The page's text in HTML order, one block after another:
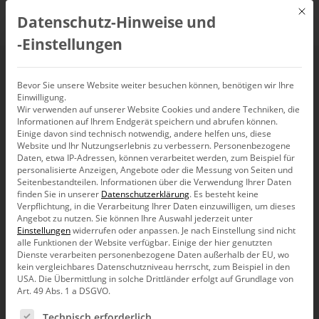
Binomialverteilung
Forschung
Mit
Datenschutz-Hinweise und
‑Einstellungen
Bevor Sie unsere Website weiter besuchen können, benötigen wir Ihre
Einwilligung.
Wir verwenden auf unserer Website Cookies und andere Techniken, die
Informationen auf Ihrem Endgerät speichern und abrufen können.
Einige davon sind technisch notwendig, andere helfen uns, diese
Website und Ihr Nutzungserlebnis zu verbessern. Personenbezogene
Daten, etwa IP-Adressen, können verarbeitet werden, zum Beispiel für
personalisierte Anzeigen, Angebote oder die Messung von Seiten und
Seitenbestandteilen. Informationen über die Verwendung Ihrer Daten
finden Sie in unserer Datenschutzerklärung. Es besteht keine
Verpflichtung, in die Verarbeitung Ihrer Daten einzuwilligen, um dieses
Angebot zu nutzen.Sie können Ihre Auswahl jederzeit unter
Einstellungenwiderrufen oder anpassen. Je nach Einstellung sind nicht
alle Funktionen der Website verfügbar. Einige der hier genutzten
Dienste verarbeiten personenbezogene Daten außerhalb der EU, wo
kein vergleichbares Datenschutzniveau herrscht, zum Beispiel in den
USA. Die Übermittlung in solche Drittländer erfolgt auf Grundlage von
Art. 49 Abs. 1 a DSGVO.
Es folgt eine Liste der Service-Gruppen, für die eine